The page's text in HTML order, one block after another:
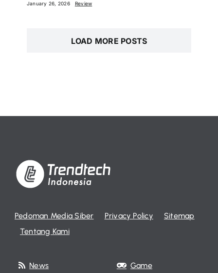
January 26, 2026 Review
LOAD MORE POSTS
Pedoman Media Siber Privacy Policy
Sitemap
Tentang Kami
News
Game